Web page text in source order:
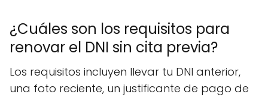
¿Cuáles son los requisitos para
renovar el DNI sin cita previa?
Los requisitos incluyen llevar tu DNI anterior,
una foto reciente, un justificante de pago de